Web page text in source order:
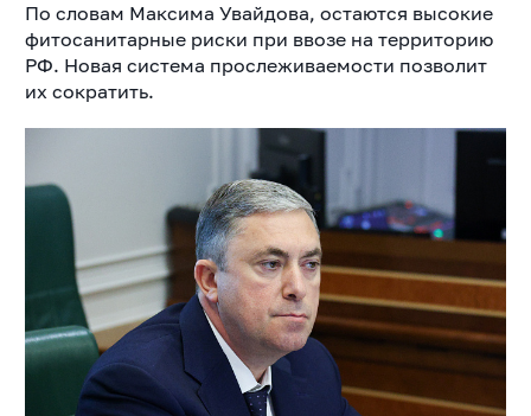
По словам Максима Увайдова, остаются высокие
фитосанитарные риски при ввозе на территорию
РФ. Новая система прослеживаемости позволит
их сократить.